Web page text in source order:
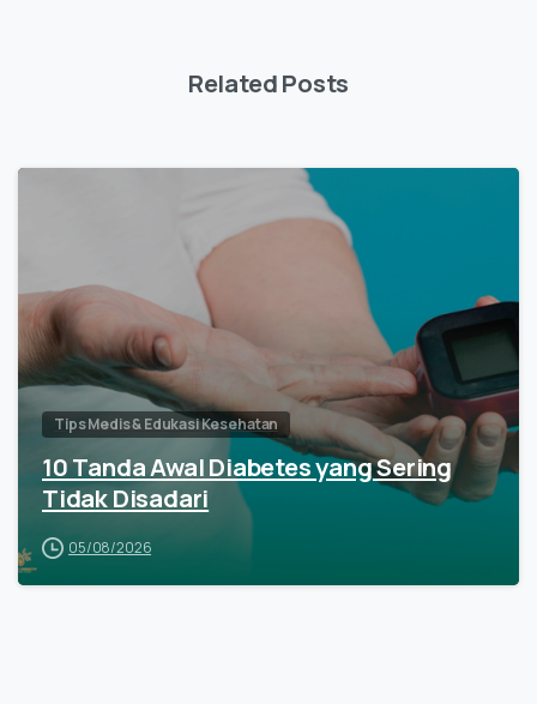
Related Posts
Tips Medis & Edukasi Kesehatan
10 Tanda Awal Diabetes yang Sering
Tidak Disadari
05/08/2026